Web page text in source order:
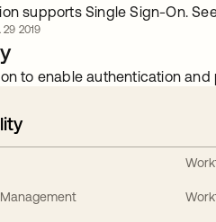
supports Single Sign-On.
2019
to enable authentication and